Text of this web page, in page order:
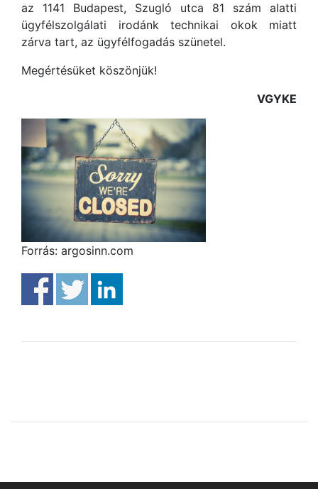
az 1141 Budapest, Szugló utca 81 szám alatti
ügyfélszolgálati irodánk technikai okok miatt
zárva tart, az ügyfélfogadás szünetel.
Megértésüket köszönjük!
VGYKE
Forrás: argosinn.com